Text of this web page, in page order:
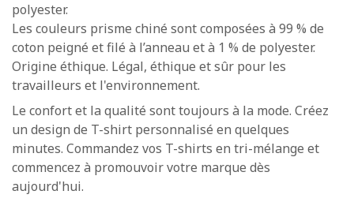
polyester.
Les couleurs prisme chiné sont composées à 99 % de
coton peigné et filé à l’anneau et à 1 % de polyester.
Origine éthique. Légal, éthique et sûr pour les
travailleurs et l'environnement.
Le confort et la qualité sont toujours à la mode. Créez
un design de T-shirt personnalisé en quelques
minutes. Commandez vos T-shirts en tri-mélange et
commencez à promouvoir votre marque dès
aujourd'hui.